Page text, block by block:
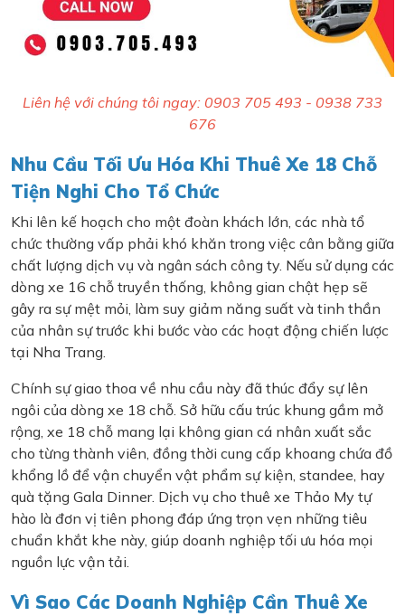
Liên hệ với chúng tôi ngay: 0903 705 493 - 0938 733
676
Nhu Cầu Tối Ưu Hóa Khi Thuê Xe 18 Chỗ
Tiện Nghi Cho Tổ Chức
Khi lên kế hoạch cho một đoàn khách lớn, các nhà tổ
chức thường vấp phải khó khăn trong việc cân bằng giữa
chất lượng dịch vụ và ngân sách công ty. Nếu sử dụng các
dòng xe 16 chỗ truyền thống, không gian chật hẹp sẽ
gây ra sự mệt mỏi, làm suy giảm năng suất và tinh thần
của nhân sự trước khi bước vào các hoạt động chiến lược
tại Nha Trang.
Chính sự giao thoa về nhu cầu này đã thúc đẩy sự lên
ngôi của dòng xe 18 chỗ. Sở hữu cấu trúc khung gầm mở
rộng, xe 18 chỗ mang lại không gian cá nhân xuất sắc
cho từng thành viên, đồng thời cung cấp khoang chứa đồ
khổng lồ để vận chuyển vật phẩm sự kiện, standee, hay
quà tặng Gala Dinner. Dịch vụ cho thuê xe Thảo My tự
hào là đơn vị tiên phong đáp ứng trọn vẹn những tiêu
chuẩn khắt khe này, giúp doanh nghiệp tối ưu hóa mọi
nguồn lực vận tải.
Vì Sao Các Doanh Nghiệp Cần Thuê Xe